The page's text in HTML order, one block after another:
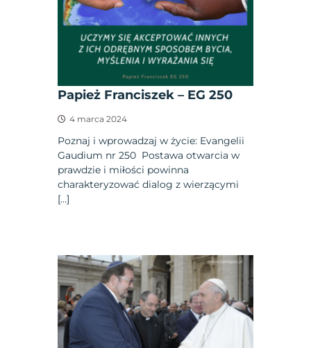
Papież Franciszek – EG 250
4 marca 2024
Poznaj i wprowadzaj w życie: Evangelii
Gaudium nr 250 Postawa otwarcia w
prawdzie i miłości powinna
charakteryzować dialog z wierzącymi
[…]